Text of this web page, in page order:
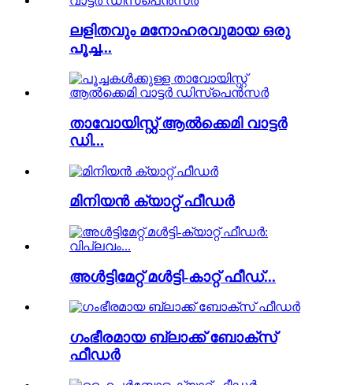
ലളിതവും മനോഹരവുമായ ഒരു
പൂച്ച...
താവോയിസ്റ്റ് ആൽക്കെമി വാട്ടർ
ഡി...
മിനിയൻ ക്യാറ്റ് ഫീഡർ
അൾട്ടിമേറ്റ് മൾട്ടി-കാറ്റ് ഫീഡ്...
ഗംഭീരമായ ബ്ലാക്ക് ബോക്സ്
ഫീഡർ